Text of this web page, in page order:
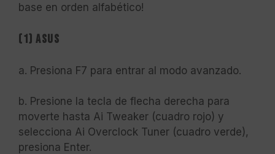
base en orden alfabético!
(1) ASUS
a. Presiona F7 para entrar al modo avanzado.
b. Presione la tecla de flecha derecha para
moverte hasta Ai Tweaker (cuadro rojo) y
selecciona Ai Overclock Tuner (cuadro verde),
presiona Enter.